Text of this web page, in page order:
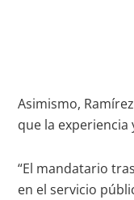
Asimismo,
que la
“El mandatario
en el servicio